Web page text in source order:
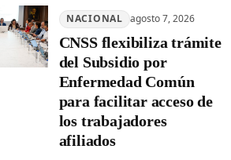
NACIONAL agosto 7, 2026
CNSS flexibiliza trámite
del Subsidio por
Enfermedad Común
para facilitar acceso de
los trabajadores
afiliados